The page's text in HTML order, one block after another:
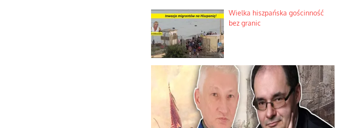
Wielka hiszpańska gościnność
bez granic